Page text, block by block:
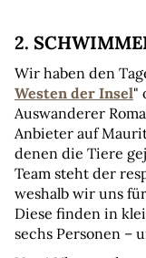
2.
Wir haben den
Westen der Insel"
Auswanderer
Anbieter auf
denen die Tiere
Team steht der
weshalb wir uns
Diese finden in
sechs Personen –